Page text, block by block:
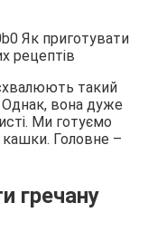
такий
Однак, вона дуже
Ми готуємо
Головне –
гречану